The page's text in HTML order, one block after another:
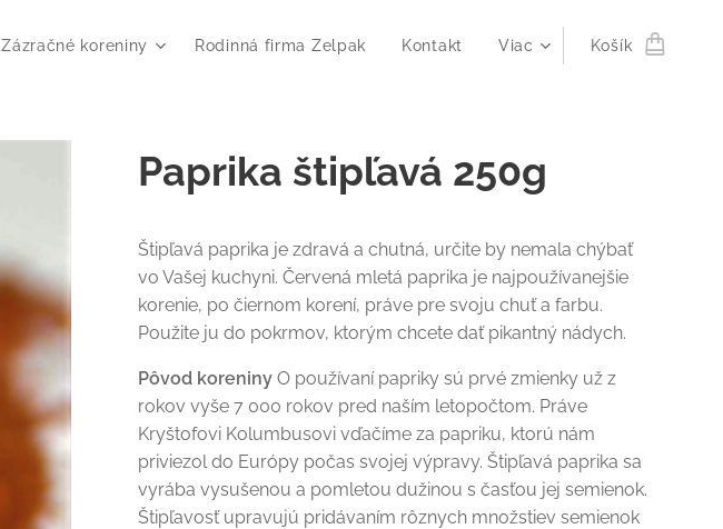
Zázračné koreniny Rodinná firma Zelpak Kontakt Viac Košík
Paprika štipľavá 250g
Štipľavá paprika je zdravá a chutná, určite by nemala chýbať
vo Vašej kuchyni. Červená mletá paprika je najpoužívanejšie
korenie, po čiernom korení, práve pre svoju chuť a farbu.
Použite ju do pokrmov, ktorým chcete dať pikantný nádych.
Pôvod koreniny O používaní papriky sú prvé zmienky už z
rokov vyše 7 000 rokov pred naším letopočtom. Práve
Kryštofovi Kolumbusovi vďačíme za papriku, ktorú nám
priviezol do Európy počas svojej výpravy. Štipľavá paprika sa
vyrába vysušenou a pomletou dužinou s časťou jej semienok.
Štipľavosť upravujú pridávaním rôznych množstiev semienok